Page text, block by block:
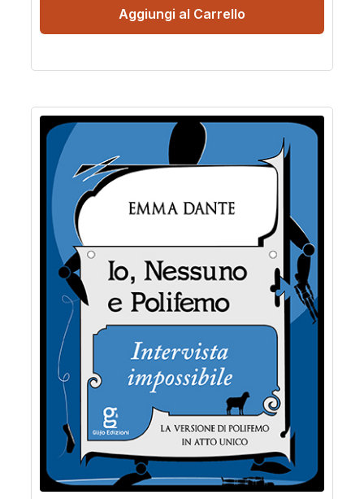
Aggiungi al Carrello